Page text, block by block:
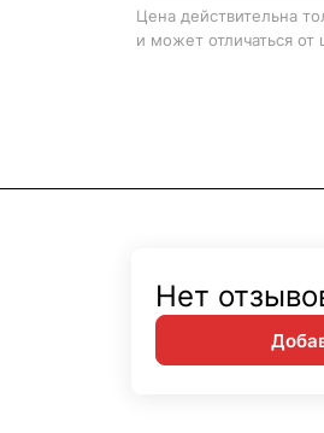
Цена действительна
и может отличаться от
Нет